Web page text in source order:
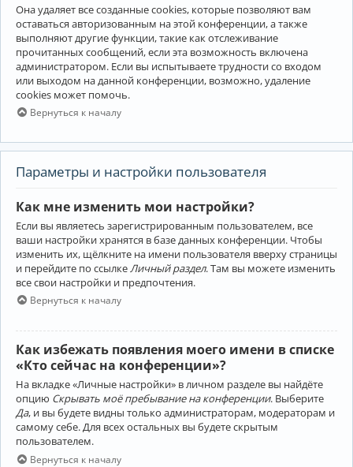
Она удаляет все созданные cookies, которые позволяют вам
оставаться авторизованным на этой конференции, а также
выполняют другие функции, такие как отслеживание
прочитанных сообщений, если эта возможность включена
администратором. Если вы испытываете трудности со входом
или выходом на данной конференции, возможно, удаление
cookies может помочь.
Вернуться к началу
Параметры и настройки пользователя
Как мне изменить мои настройки?
Если вы являетесь зарегистрированным пользователем, все
ваши настройки хранятся в базе данных конференции. Чтобы
изменить их, щёлкните на имени пользователя вверху страницы
и перейдите по ссылке Личный раздел. Там вы можете изменить
все свои настройки и предпочтения.
Вернуться к началу
Как избежать появления моего имени в списке
«Кто сейчас на конференции»?
На вкладке «Личные настройки» в личном разделе вы найдёте
опцию Скрывать моё пребывание на конференции. Выберите
Да, и вы будете видны только администраторам, модераторам и
самому себе. Для всех остальных вы будете скрытым
пользователем.
Вернуться к началу